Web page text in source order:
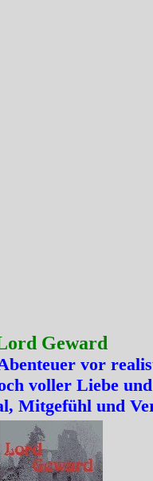
Geward
vor
voller Liebe
Mitgefühl und